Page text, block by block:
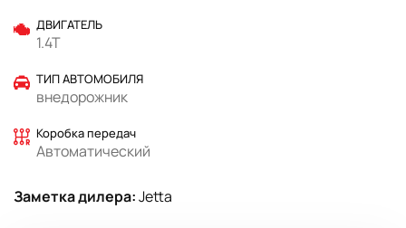
ДВИГАТЕЛЬ
1.4T
ТИП АВТОМОБИЛЯ
внедорожник
Коробка передач
Автоматический
Заметка дилера:Jetta